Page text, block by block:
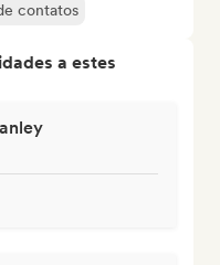
contatos
a estes